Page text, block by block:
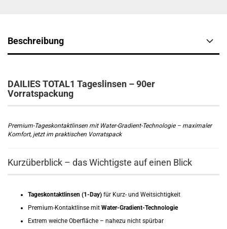
Beschreibung
DAILIES TOTAL1 Tageslinsen – 90er
Vorratspackung
Premium-Tageskontaktlinsen mit Water-Gradient-Technologie – maximaler
Komfort, jetzt im praktischen Vorratspack
Kurzüberblick – das Wichtigste auf einen Blick
Tageskontaktlinsen (1-Day) für Kurz- und Weitsichtigkeit
Premium-Kontaktlinse mit Water-Gradient-Technologie
Extrem weiche Oberfläche – nahezu nicht spürbar